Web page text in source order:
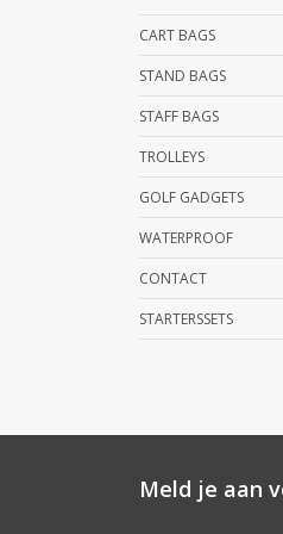
CART BAGS
STAND BAGS
STAFF BAGS
TROLLEYS
GOLF GADGETS
WATERPROOF
CONTACT
STARTERSSETS
Meld je aan